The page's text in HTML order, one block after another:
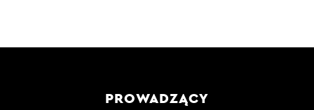
PROWADZĄCY